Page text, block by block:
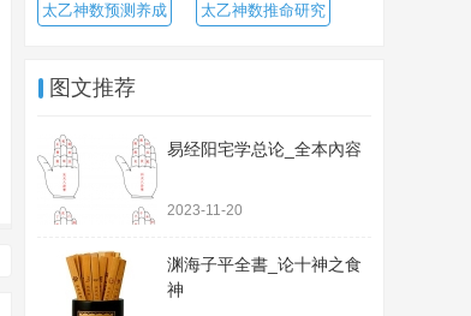
太乙神数预测养成 太乙神数推命研究
图文推荐
易经阳宅学总论_全本內容
2023-11-20
渊海子平全書_论十神之食
神